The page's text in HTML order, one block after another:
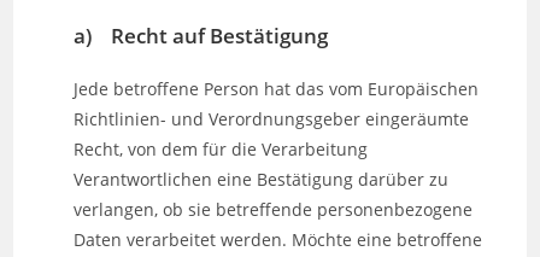
a) Recht auf Bestätigung
Jede betroffene Person hat das vom Europäischen
Richtlinien- und Verordnungsgeber eingeräumte
Recht, von dem für die Verarbeitung
Verantwortlichen eine Bestätigung darüber zu
verlangen, ob sie betreffende personenbezogene
Daten verarbeitet werden. Möchte eine betroffene